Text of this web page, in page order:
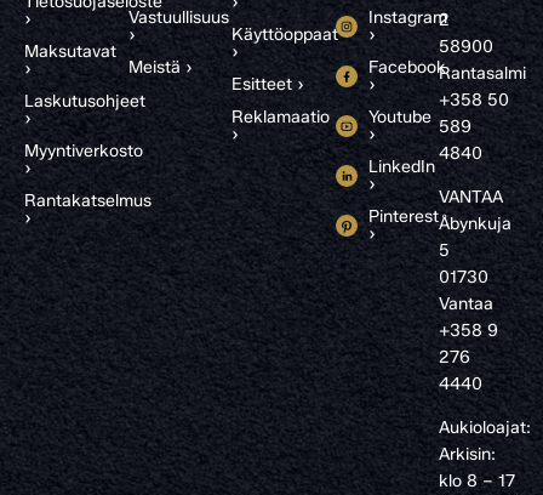
›
Maksutavat
›
Laskutusohjeet
›
Myyntiverkosto
›
Rantakatselmus
›
Vastuullisuus
›
Meistä ›
Käyttöoppaat
›
Esitteet ›
Reklamaatio
›
Instagram
›
Facebook
›
Youtube
›
LinkedIn
›
Pinterest
›
2
58900
Rantasalmi
+358 50
589
4840
VANTAA
Åbynkuja
5
01730
Vantaa
+358 9
276
4440
Aukioloajat:
Arkisin:
klo 8 – 17